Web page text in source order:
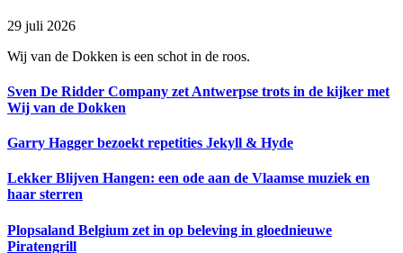
29 juli 2026
Wij van de Dokken is een schot in de roos.
Sven De Ridder Company zet Antwerpse trots in de kijker met
Wij van de Dokken
Garry Hagger bezoekt repetities Jekyll & Hyde
Lekker Blijven Hangen: een ode aan de Vlaamse muziek en
haar sterren
Plopsaland Belgium zet in op beleving in gloednieuwe
Piratengrill